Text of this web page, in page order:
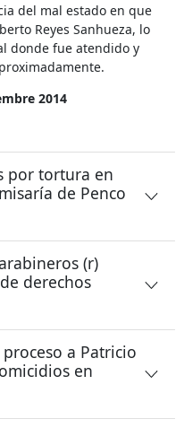
del mal estado en que
Reyes Sanhueza, lo
donde fue atendido y
2014
por tortura en
de Penco
(r)
derechos
a Patricio
en